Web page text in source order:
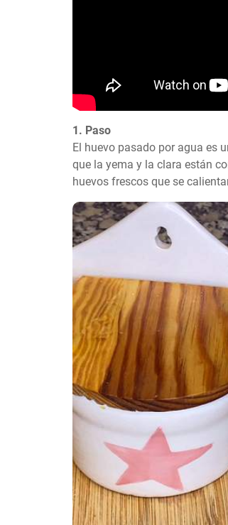
1. Paso
El huevo pasado por agua es
que la yema y la clara están
huevos frescos que se